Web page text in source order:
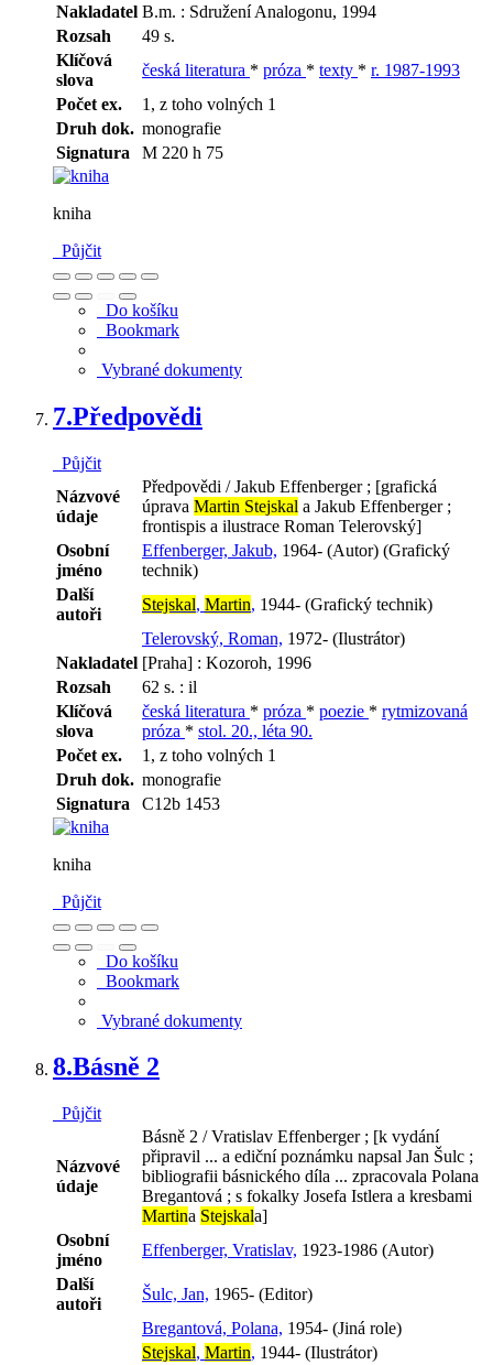
Nakladatel B.m. : Sdružení Analogonu, 1994
Rozsah
49 s.
Klíčová
slova
česká literatura * próza * texty * r. 1987-1993
Počet ex.
1, z toho volných 1
Druh dok. monografie
Signatura
M 220 h 75
kniha
Půjčit
Do košíku
Bookmark
Vybrané dokumenty
7.Předpovědi
Půjčit
Názvové
údaje
Předpovědi / Jakub Effenberger ; [grafická
úprava Martin Stejskal a Jakub Effenberger ;
frontispis a ilustrace Roman Telerovský]
Osobní
jméno
Effenberger, Jakub, 1964- (Autor) (Grafický
technik)
Další
autoři
Stejskal, Martin, 1944- (Grafický technik)
Telerovský, Roman, 1972- (Ilustrátor)
Nakladatel [Praha] : Kozoroh, 1996
Rozsah
62 s. : il
Klíčová
slova
česká literatura * próza * poezie * rytmizovaná
próza * stol. 20., léta 90.
Počet ex.
1, z toho volných 1
Druh dok. monografie
Signatura
C12b 1453
kniha
Půjčit
Do košíku
Bookmark
Vybrané dokumenty
8.Básně 2
Půjčit
Názvové
údaje
Básně 2 / Vratislav Effenberger ; [k vydání
připravil ... a ediční poznámku napsal Jan Šulc ;
bibliografii básnického díla ... zpracovala Polana
Bregantová ; s fokalky Josefa Istlera a kresbami
Martina Stejskala]
Osobní
jméno
Effenberger, Vratislav, 1923-1986 (Autor)
Další
autoři
Šulc, Jan, 1965- (Editor)
Bregantová, Polana, 1954- (Jiná role)
Stejskal, Martin, 1944- (Ilustrátor)